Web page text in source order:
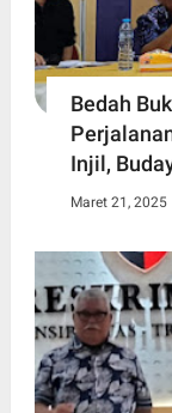
Bedah
Injil,
Maret 21, 2025